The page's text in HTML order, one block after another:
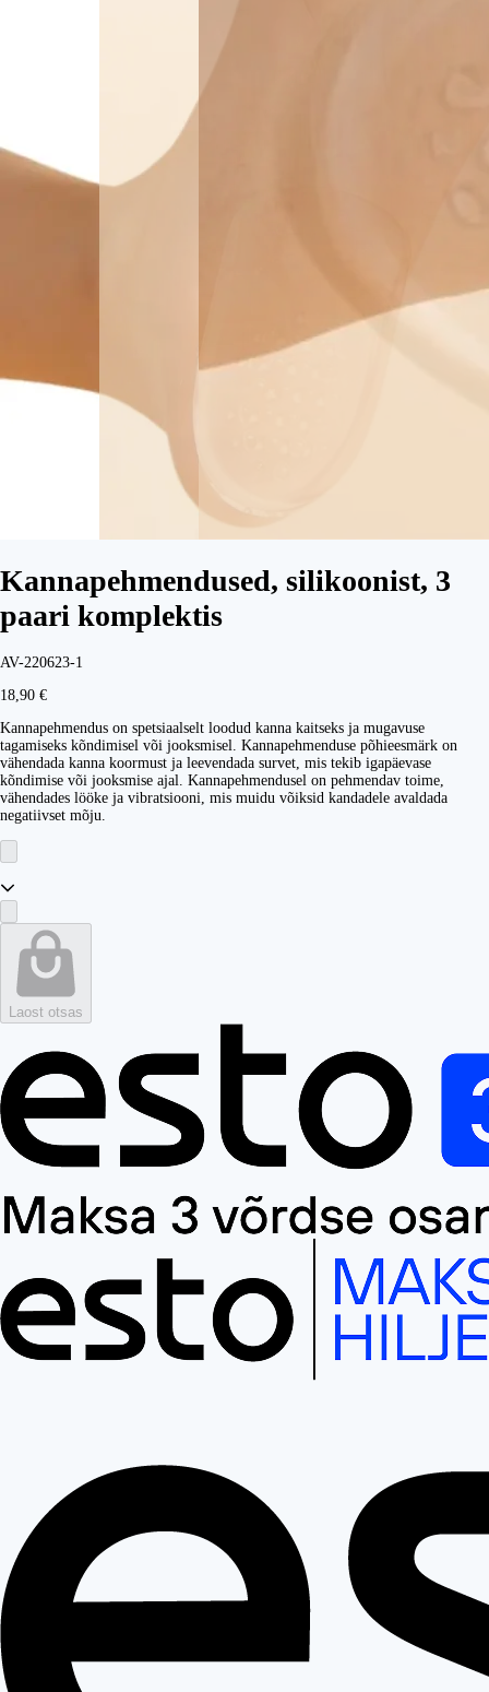
Kannapehmendused, silikoonist, 3
paari komplektis
AV-220623-1
18,90 €
Kannapehmendus on spetsiaalselt loodud kanna kaitseks ja mugavuse
tagamiseks kõndimisel või jooksmisel. Kannapehmenduse põhieesmärk on
vähendada kanna koormust ja leevendada survet, mis tekib igapäevase
kõndimise või jooksmise ajal. Kannapehmendusel on pehmendav toime,
vähendades lööke ja vibratsiooni, mis muidu võiksid kandadele avaldada
negatiivset mõju.
Laost otsas